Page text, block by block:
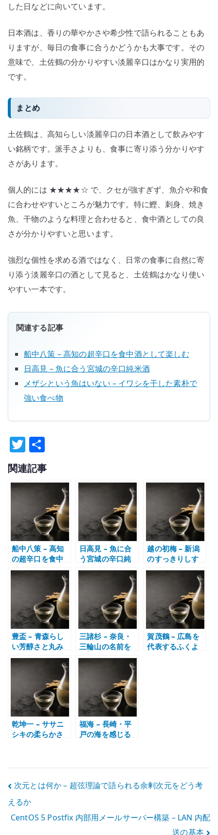
した日などに向いています。
日本酒は、香りの華やかさや希少性で語られることもあ
りますが、毎日の食事に合うかどうかも大事です。その
意味で、土佐鶴の分かりやすい淡麗辛口はかなり実用的
です。
まとめ
土佐鶴は、高知らしい淡麗辛口の日本酒として飲みやす
い銘柄です。派手さよりも、食事に寄り添う分かりやす
さがあります。
個人的には ★★★★☆ で、クセが強すぎず、魚介や和食
に合わせやすいところが魅力です。特に鰹、刺身、焼き
魚、干物のような料理と合わせると、食中酒としての良
さが分かりやすいと思います。
強烈な個性を求める酒ではなく、日常の食事に自然に寄
り添う淡麗辛口の酒として見ると、土佐鶴はかなり使い
やすい一本です。
関連する記事
船中八策 – 高知の超辛口を食中酒として楽しむ
日高見 – 魚に合う宮城の辛口純米酒
メザシという魚はいない – イワシを干した素朴で
強い食べ物
T
w
it
te
有
関連記事
船中八策 – 高知
の超辛口を食中
酒として楽しむ
日高見 – 魚に合
う宮城の辛口純
米酒
越の初梅 – 新潟
のすっきりしす
ぎない日本酒を
飲んだ感想
豊盃 – 青森らし
い芳醇さと丸み
を楽しむ日本酒
三諸杉 – 奈良・
三輪山の名前を
持つ華やかな日
本酒
賀茂鶴 – 広島を
代表するふくよ
乾坤一 – ササニ
シキの柔らかさ
福海 – 長崎・平
戸の海を感じる
投
稿
ナ
次元とは何か – 超弦理論で語られる余剰次元をどう考
えるか
CentOS 5 Postfix 内部用メールサーバー構築 – LAN 内配
送の基本